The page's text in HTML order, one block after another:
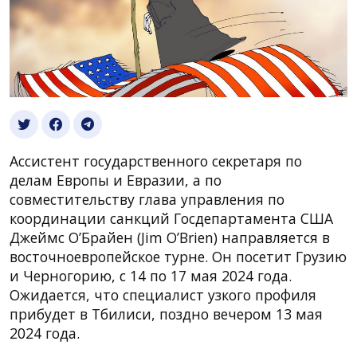
Ассистент государственного секретаря по
делам Европы и Евразии, а по
совместительству глава управления по
координации санкций Госдепартамента США
Джеймс О’Брайен (Jim O’Brien) направляется в
восточноевропейское турне. Он посетит Грузию
и Черногорию, с 14 по 17 мая 2024 года.
Ожидается, что специалист узкого профиля
прибудет в Тбилиси, поздно вечером 13 мая
2024 года.